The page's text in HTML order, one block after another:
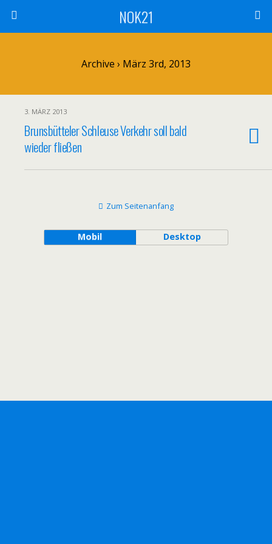
NOK21
Archive › März 3rd, 2013
3. MÄRZ 2013
Brunsbütteler Schleuse Verkehr soll bald
wieder fließen
Zum Seitenanfang
Mobil Desktop